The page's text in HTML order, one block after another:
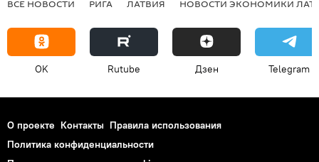
ВСЕ НОВОСТИ РИГА ЛАТВИЯ НОВОСТИ ЭКОНОМИКИ
OK Rutube Дзен Telegram
О проекте Контакты Правила использования
Политика конфиденциальности